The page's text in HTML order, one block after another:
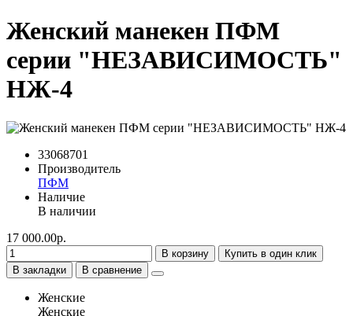
Женский манекен ПФМ
серии "НЕЗАВИСИМОСТЬ"
НЖ-4
33068701
Производитель
ПФМ
Наличие
В наличии
17 000.00р.
В корзину
Купить в один клик
В закладки
В сравнение
Женские
Женские